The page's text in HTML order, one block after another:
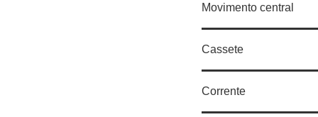
Movimento central
Cassete
Corrente